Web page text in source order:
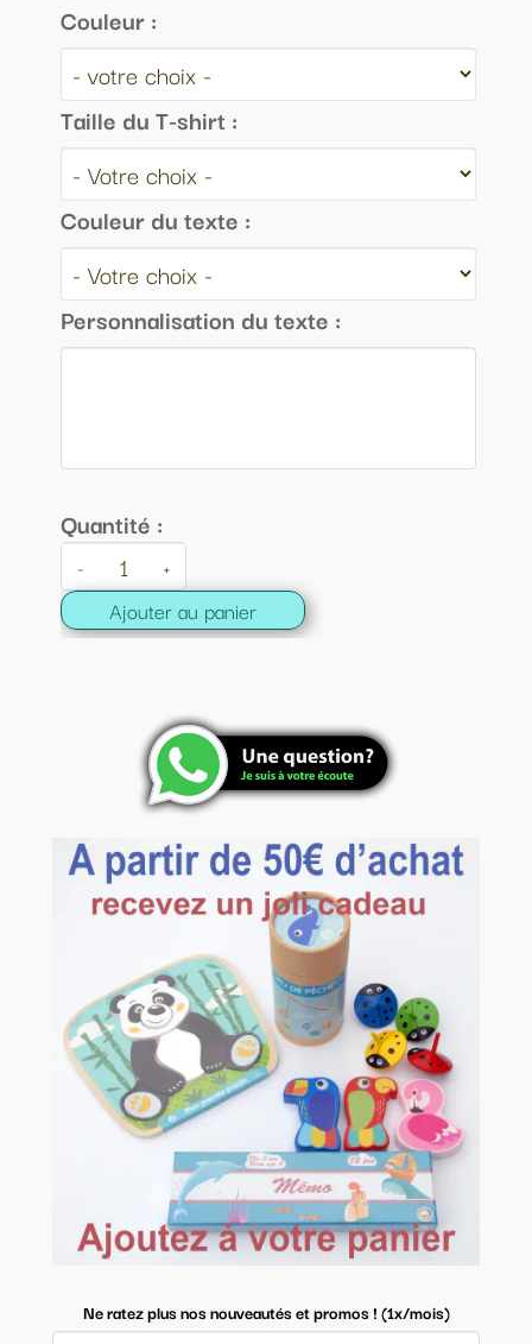
Ne ratez plus nos nouveautés et promos ! (1x/mois)
Couleur :
Taille du T-shirt :
Couleur du texte :
Personnalisation du texte :
Quantité :
- +
Ajouter au panier